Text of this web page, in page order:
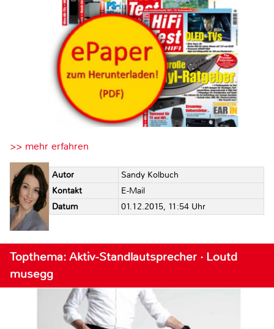
>> mehr erfahren
Autor
Sandy Kolbuch
Kontakt
E-Mail
Datum
01.12.2015, 11:54 Uhr
Topthema: Aktiv-Standlautsprecher · Loutd
musegg